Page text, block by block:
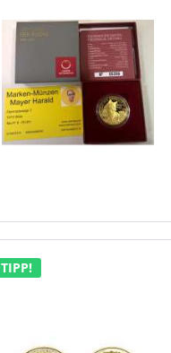
TIPP!